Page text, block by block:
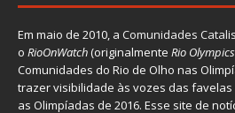
Em maio de 2010, a Comunidades
o RioOnWatch(originalmente Rio
Comunidades do Rio de Olho nas
trazer visibilidade às vozes das
as Olimpíadas de 2016. Esse site de